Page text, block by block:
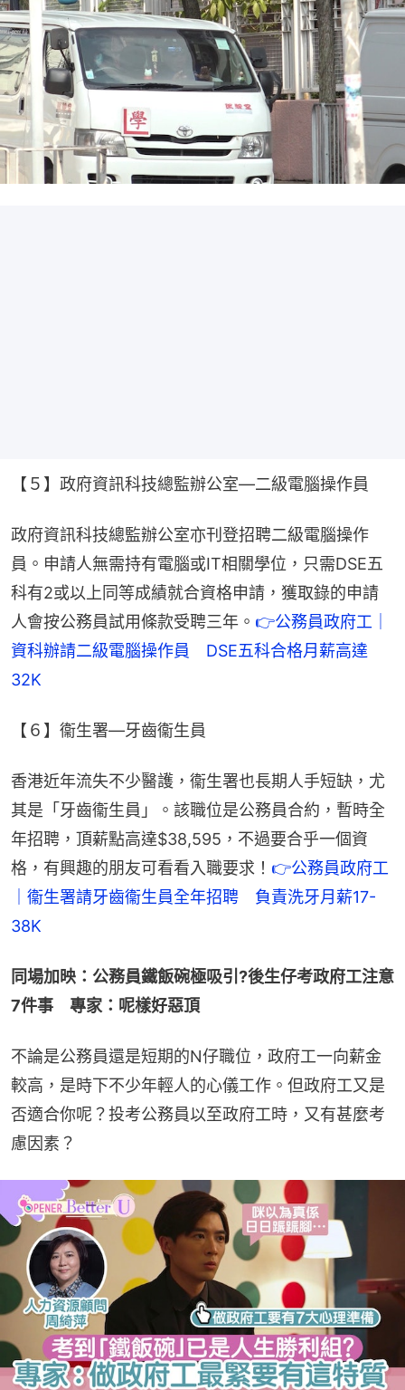
【５】政府資訊科技總監辦公室—二級電腦操作員
政府資訊科技總監辦公室亦刊登招聘二級電腦操作
員。申請人無需持有電腦或IT相關學位，只需DSE五
科有2或以上同等成績就合資格申請，獲取錄的申請
人會按公務員試用條款受聘三年。 👉公務員政府工｜
資科辦請二級電腦操作員　DSE五科合格月薪高達
32K
【６】衞生署—牙齒衞生員
香港近年流失不少醫護，衞生署也長期人手短缺，尤
其是「牙齒衞生員」。該職位是公務員合約，暫時全
年招聘，頂薪點高達$38,595，不過要合乎一個資
格，有興趣的朋友可看看入職要求！ 👉公務員政府工
｜衞生署請牙齒衞生員全年招聘　負責洗牙月薪17-
38K
同場加映：公務員鐵飯碗極吸引?後生仔考政府工注意
7件事　專家：呢樣好惡頂
不論是公務員還是短期的N仔職位，政府工一向薪金
較高，是時下不少年輕人的心儀工作。但政府工又是
否適合你呢？投考公務員以至政府工時，又有甚麼考
慮因素？